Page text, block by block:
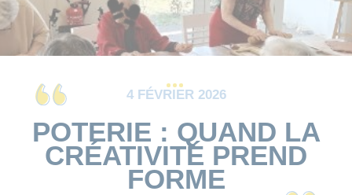
4 FÉVRIER 2026
POTERIE : QUAND LA
CRÉATIVITÉ PREND
FORME